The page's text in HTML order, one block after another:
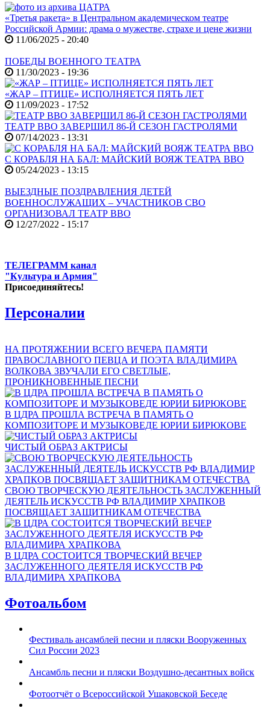
«Третья ракета» в Центральном академическом театре
Российской Армии: драма о мужестве, страхе и цене жизни
11/06/2025 - 20:40
ПОБЕДЫ ВОЕННОГО ТЕАТРА
11/30/2023 - 19:36
«ЖАР – ПТИЦЕ» ИСПОЛНЯЕТСЯ ПЯТЬ ЛЕТ
11/09/2023 - 17:52
ТЕАТР ВВО ЗАВЕРШИЛ 86-Й СЕЗОН ГАСТРОЛЯМИ
07/14/2023 - 13:31
С КОРАБЛЯ НА БАЛ: МАЙСКИЙ ВОЯЖ ТЕАТРА ВВО
05/24/2023 - 13:15
ВЫЕЗДНЫЕ ПОЗДРАВЛЕНИЯ ДЕТЕЙ
ВОЕННОСЛУЖАЩИХ – УЧАСТНИКОВ СВО
ОРГАНИЗОВАЛ ТЕАТР ВВО
12/27/2022 - 15:17
ТЕЛЕГРАММ канал
"Культура и Армия"
Присоединяйтесь!
Персоналии
НА ПРОТЯЖЕНИИ ВСЕГО ВЕЧЕРА ПАМЯТИ
ПРАВОСЛАВНОГО ПЕВЦА И ПОЭТА ВЛАДИМИРА
ВОЛКОВА ЗВУЧАЛИ ЕГО СВЕТЛЫЕ,
ПРОНИКНОВЕННЫЕ ПЕСНИ
В ЦДРА ПРОШЛА ВСТРЕЧА В ПАМЯТЬ О
КОМПОЗИТОРЕ И МУЗЫКОВЕДЕ ЮРИИ БИРЮКОВЕ
ЧИСТЫЙ ОБРАЗ АКТРИСЫ
СВОЮ ТВОРЧЕСКУЮ ДЕЯТЕЛЬНОСТЬ ЗАСЛУЖЕННЫЙ
ДЕЯТЕЛЬ ИСКУССТВ РФ ВЛАДИМИР ХРАПКОВ
ПОСВЯЩАЕТ ЗАЩИТНИКАМ ОТЕЧЕСТВА
В ЦДРА СОСТОИТСЯ ТВОРЧЕСКИЙ ВЕЧЕР
ЗАСЛУЖЕННОГО ДЕЯТЕЛЯ ИСКУССТВ РФ
ВЛАДИМИРА ХРАПКОВА
Фотоальбом
Фестиваль ансамблей песни и пляски Вооруженных
Сил России 2023
Ансамбль песни и пляски Воздушно-десантных войск
Фотоотчёт о Всероссийской Ушаковской Беседе